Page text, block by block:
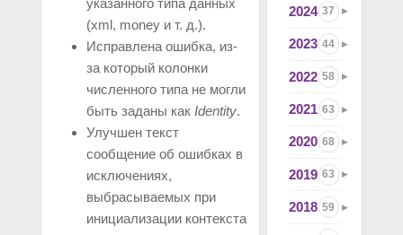
указанного типа данных
(xml, money и т. д.).
Исправлена ошибка, из-
за который колонки
численного типа не могли
быть заданы как Identity.
Улучшен текст
сообщение об ошибках в
исключениях,
выбрасываемых при
инициализации контекста
2024 37
2023 44
2022 58
2021 63
2020 68
2019 63
2018 59